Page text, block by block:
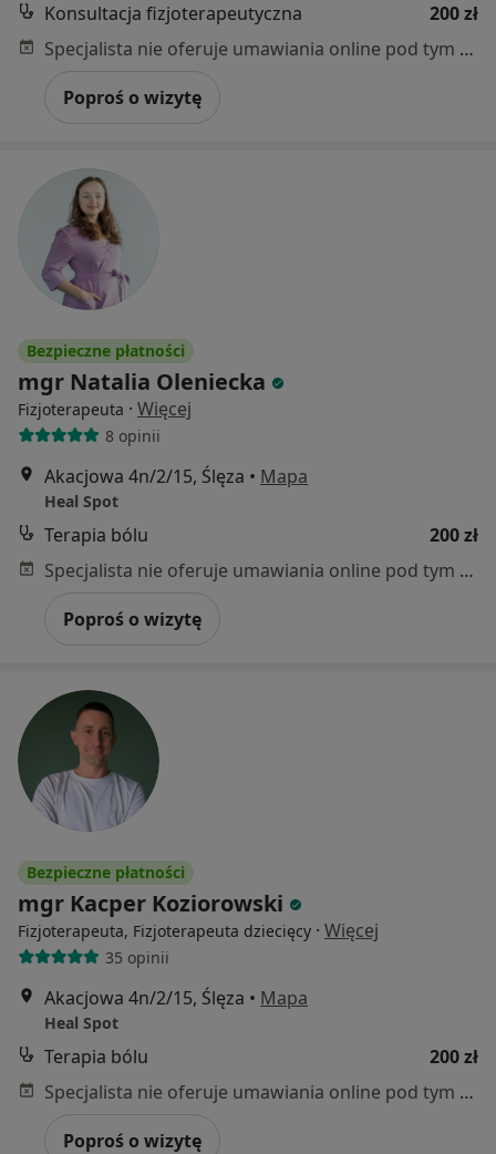
Konsultacja fizjoterapeutyczna
200 zł
Specjalista nie oferuje umawiania online pod tym adresem.
Poproś o wizytę
Bezpieczne płatności
mgr Natalia Oleniecka
Fizjoterapeuta · Więcej
8 opinii
Akacjowa 4n/2/15, Ślęza • Mapa
Heal Spot
Terapia bólu
200 zł
Specjalista nie oferuje umawiania online pod tym adresem.
Poproś o wizytę
Bezpieczne płatności
mgr Kacper Koziorowski
Fizjoterapeuta, Fizjoterapeuta dziecięcy · Więcej
35 opinii
Akacjowa 4n/2/15, Ślęza • Mapa
Heal Spot
Terapia bólu
200 zł
Specjalista nie oferuje umawiania online pod tym adresem.
Poproś o wizytę